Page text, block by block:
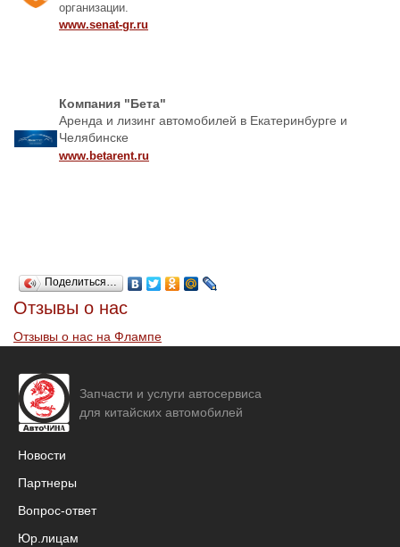
организации.
www.senat-gr.ru
Компания "Бета"
Аренда и лизинг автомобилей в Екатеринбурге и
Челябинске
www.betarent.ru
Поделиться…
Отзывы о нас
Отзывы о нас на Флампе
Запчасти и услуги автосервиса
для китайских автомобилей
Новости
Партнеры
Вопрос-ответ
Юр.лицам